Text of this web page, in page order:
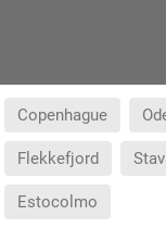
Copenhague
Flekkefjord
Estocolmo